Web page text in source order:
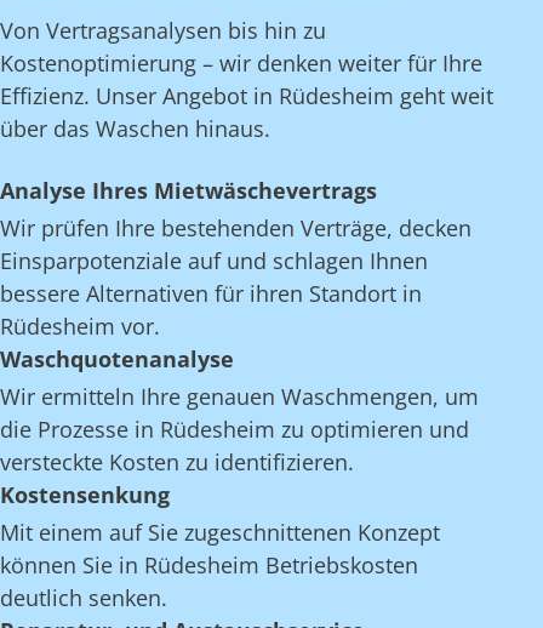
Von Vertragsanalysen bis hin zu
Kostenoptimierung – wir denken weiter für Ihre
Effizienz. Unser Angebot in Rüdesheim geht weit
über das Waschen hinaus.
Analyse Ihres Mietwäschevertrags
Wir prüfen Ihre bestehenden Verträge, decken
Einsparpotenziale auf und schlagen Ihnen
bessere Alternativen für ihren Standort in
Rüdesheim vor.
Waschquotenanalyse
Wir ermitteln Ihre genauen Waschmengen, um
die Prozesse in Rüdesheim zu optimieren und
versteckte Kosten zu identifizieren.
Kostensenkung
Mit einem auf Sie zugeschnittenen Konzept
können Sie in Rüdesheim Betriebskosten
deutlich senken.